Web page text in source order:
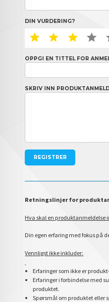
DIN VURDERING?
1 STAR2 STAR
3
OPPGI EN TITTEL FOR
SKRIV INN
Retningslinjer for
Hva skal en produktanmeldelse
Din egen erfaring med fokus på
Vennligst ikke inkluder:
Erfaringer som ikke er
Erfaringer i forbindelse med
produktet.
Spørsmål om produktet eller